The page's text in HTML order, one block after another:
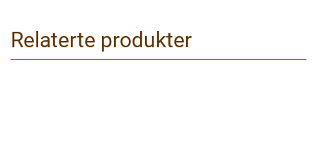
Relaterte produkter